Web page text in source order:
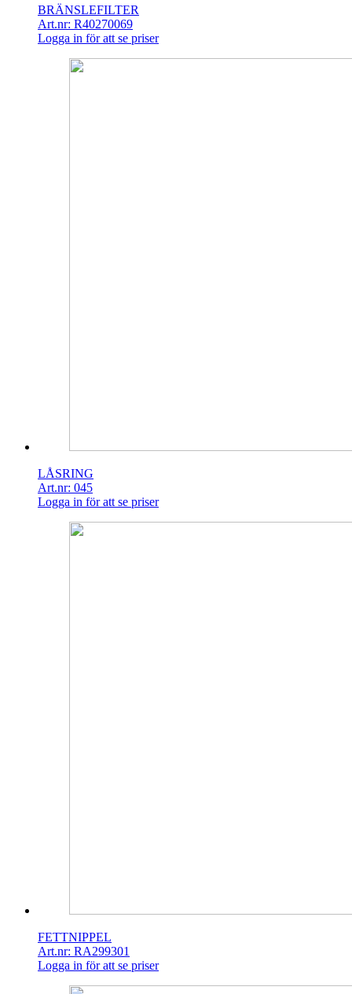
BRÄNSLEFILTER
Art.nr: R40270069
Logga in för att se priser
LÅSRING
Art.nr: 045
Logga in för att se priser
FETTNIPPEL
Art.nr: RA299301
Logga in för att se priser